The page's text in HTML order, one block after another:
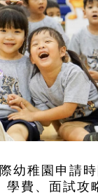
幼稚園申請時
學費、面試攻